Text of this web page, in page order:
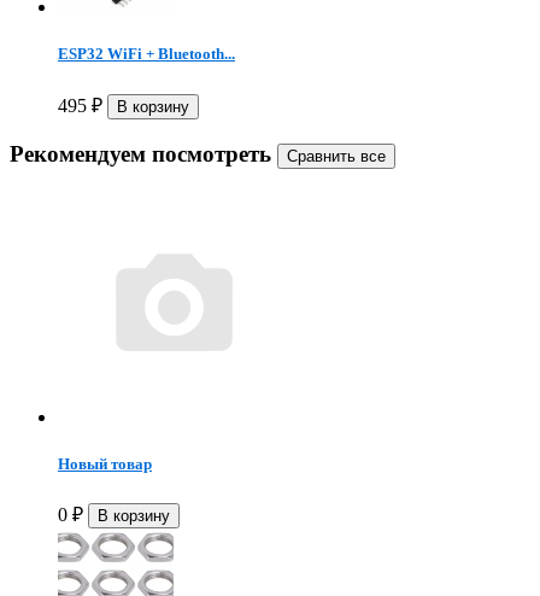
ESP32 WiFi + Bluetooth...
495 ₽
Рекомендуем посмотреть
Новый товар
0 ₽